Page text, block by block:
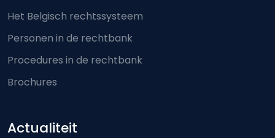
Het Belgisch rechtssysteem
Personen in de rechtbank
Procedures in de rechtbank
Brochures
Actualiteit